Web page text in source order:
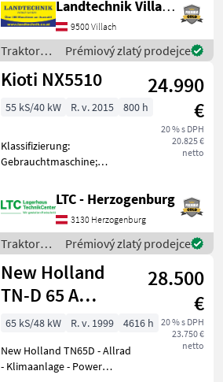
prevodovka s reverzom,
vývodový hriadeľ s radením
pod zaťažením 540/540E, 3x
zadné riadiace jednotky
vývod
Landtechnik Villach GmbH
9500 Villach
Traktory /
New
Holland
Prémiový zlatý prodejce
Kioti NX5510
24.990
€
20 % s DPH
20.825 €
netto
55 kS/40 kW R. v. 2015 800 h
Klassifizierung:
Gebrauchtmaschine;
des Getriebes: 24/24;
Höchstgeschwindigkeit
Seriennummer/Fahrgestellnummer:
NN3500054; Hyd
LTC - Herzogenburg
3130 Herzogenburg
Traktory /
Kioti
Prémiový zlatý prodejce
New Holland
TN-D 65 A
DeLuxe
28.500
€
20 % s DPH
23.750 €
netto
65 kS/48 kW R. v. 1999
4616 h
New Holland TN65D - Allrad
- Klimaanlage - Power